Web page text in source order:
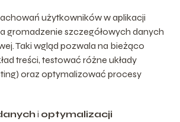
użytkowników w aplikacji
gromadzenie szczegółowych danych
Taki wgląd pozwala na bieżąco
treści, testować różne układy
oraz optymalizować procesy
i optymalizacji